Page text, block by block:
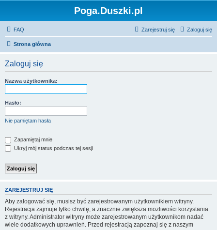
Poga.Duszki.pl
FAQ Zaloguj się
Zarejestruj się
Strona główna
Zaloguj się
Nazwa użytkownika:
Hasło:
Nie pamiętam hasła
Zapamiętaj mnie
Ukryj mój status podczas tej sesji
ZAREJESTRUJ SIĘ
Aby zalogować się, musisz być zarejestrowanym użytkownikiem witryny.
Rejestracja zajmuje tylko chwilę, a znacznie zwiększa możliwości korzystania
z witryny. Administrator witryny może zarejestrowanym użytkownikom nadać
wiele dodatkowych uprawnień. Przed rejestracją zapoznaj się z naszym